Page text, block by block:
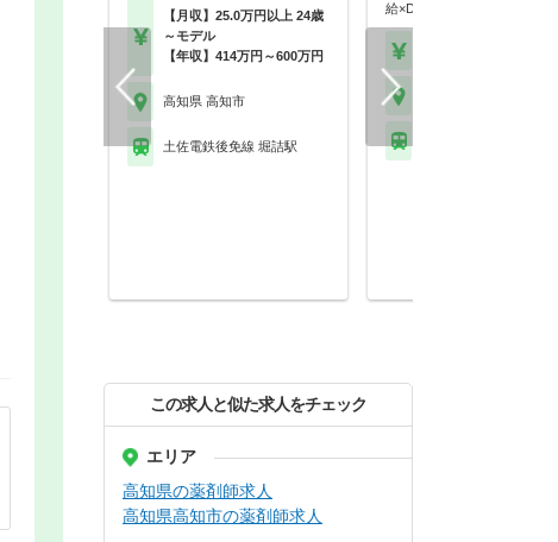
【月収】25.0万円以上 24歳
～モデル
【年収】414万円～600万円
高知県 高知市
土佐電鉄後免線 堀詰駅
給×DX推進で安…
この求人と似た求人をチェック
エリア
高知県の薬剤師求人
高知県高知市の薬剤師求人